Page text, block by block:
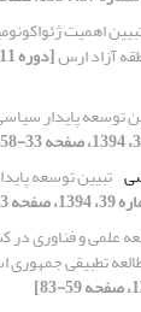
اهمیت
آزاد ارس
توسعه پایدار
تبیین توسعه
علمی و فناوری در
تطبیقی جمهوری